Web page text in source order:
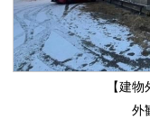
【建物
外